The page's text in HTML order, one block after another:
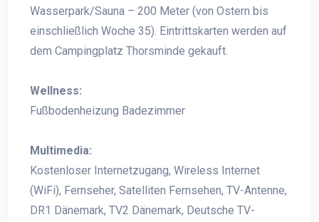
Wasserpark/Sauna – 200 Meter (von Ostern bis
einschließlich Woche 35). Eintrittskarten werden auf
dem Campingplatz Thorsminde gekauft.
Wellness:
Fußbodenheizung Badezimmer
Multimedia:
Kostenloser Internetzugang, Wireless Internet
(WiFi), Fernseher, Satelliten Fernsehen, TV-Antenne,
DR1 Dänemark, TV2 Dänemark, Deutsche TV-